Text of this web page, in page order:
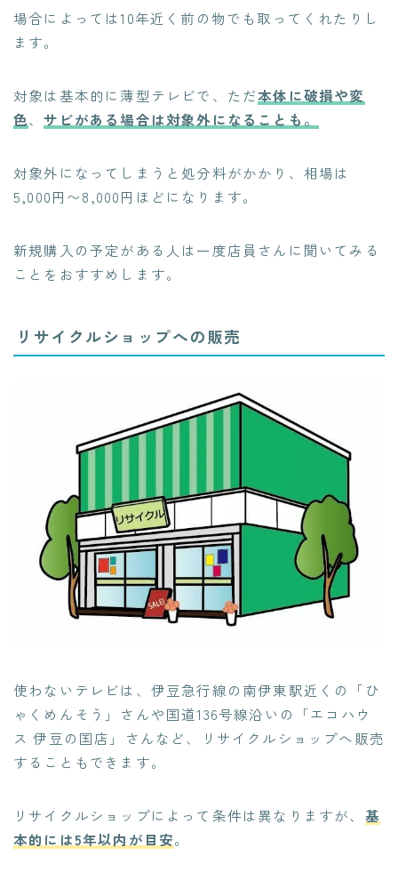
場合によっては10年近く前の物でも取ってくれたりし
ます。
対象は基本的に薄型テレビで、ただ本体に破損や変
色、サビがある場合は対象外になることも 。
対象外になってしまうと処分料がかかり、相場は
5,000円〜8,000円ほどになります。
新規購入の予定がある人は一度店員さんに聞いてみる
ことをおすすめします。
リサイクルショップへの販売
使わないテレビは、伊豆急行線の南伊東駅近くの「ひ
ゃくめんそう」さんや国道136号線沿いの「エコハウ
ス 伊豆の国店」さんなど、リサイクルショップへ販売
することもできます。
リサイクルショップによって条件は異なりますが、 基
本的には5年以内が目安。